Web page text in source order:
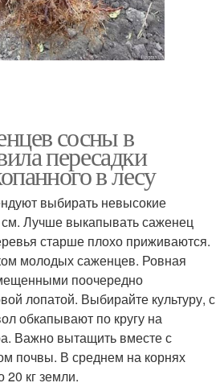
сосны в
пересадки
в лесу
выбирать невысокие
Лучше выкапывать саженец
старше плохо приживаются.
молодых саженцев. Ровная
поочередно
лопатой. Выбирайте культуру, с
обкапывают по кругу на
Важно вытащить вместе с
почвы. В среднем на корнях
20 кг земли.